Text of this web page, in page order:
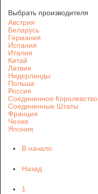
Выбрать производителя
Австрия
Беларусь
Германия
Испания
Италия
Китай
Латвия
Нидерланды
Польша
Россия
Соединенное Королевство
Соединенные Штаты
Франция
Чехия
Япония
В начало
Назад
1